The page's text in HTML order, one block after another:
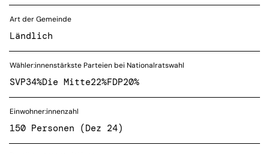
Art der Gemeinde
Ländlich
Wähler:innenstärkste Parteien bei Nationalratswahl
SVP34%Die Mitte22%FDP20%
Einwohner:innenzahl
150 Personen (Dez 24)